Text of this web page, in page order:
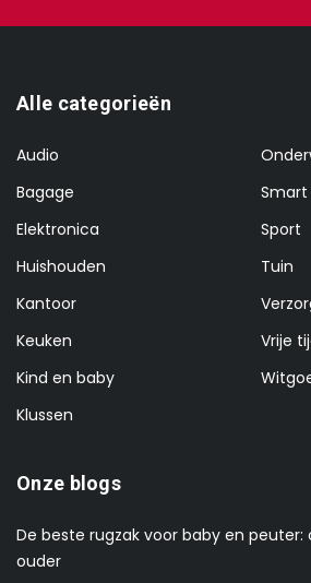
Alle categorieën
Audio
Bagage
Elektronica
Huishouden
Kantoor
Keuken
Kind en baby
Klussen
Smart
Sport
Tuin
Vrije
Onze blogs
De beste rugzak voor baby en
ouder